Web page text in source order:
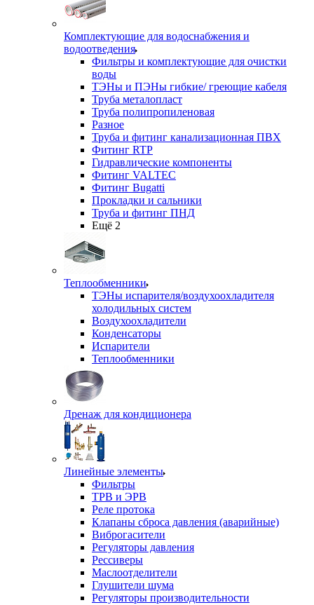
Комплектующие для водоснабжения и
водоотведения
Фильтры и комплектующие для очистки
воды
ТЭНы и ПЭНы гибкие/ греющие кабеля
Труба металопласт
Труба полипропиленовая
Разное
Труба и фитинг канализационная ПВХ
Фитинг RTP
Гидравлические компоненты
Фитинг VALTEC
Фитинг Bugatti
Прокладки и сальники
Труба и фитинг ПНД
Ещё 2
Теплообменники
ТЭНы испарителя/воздухоохладителя
холодильных систем
Воздухоохладители
Конденсаторы
Испарители
Теплообменники
Дренаж для кондиционера
Линейные элементы
Фильтры
ТРВ и ЭРВ
Реле протока
Клапаны сброса давления (аварийные)
Виброгасители
Регуляторы давления
Рессиверы
Маслоотделители
Глушители шума
Регуляторы производительности